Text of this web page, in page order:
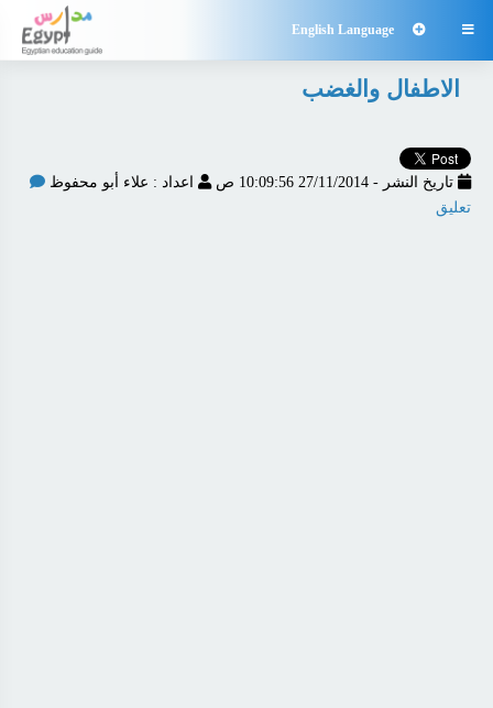

English Language
الاطفال والغضب
تاريخ النشر - 27/11/2014 10:09:56 ص
اعداد : علاء أبو محفوظ
تعليق